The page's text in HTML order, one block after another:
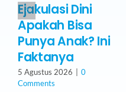
Ejakulasi Dini
Apakah Bisa
Punya Anak? Ini
Faktanya
5 Agustus 2026
0
Comments